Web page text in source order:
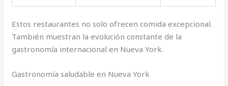
Estos restaurantes no solo ofrecen comida excepcional.
También muestran la evolución constante de la
gastronomía internacional en Nueva York.
Gastronomía saludable en Nueva York